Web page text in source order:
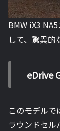
BMW iX3
して、驚異的
eDrive
このモデル
ラウンドセ